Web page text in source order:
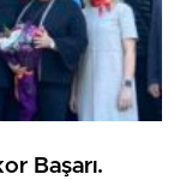
Başarı.